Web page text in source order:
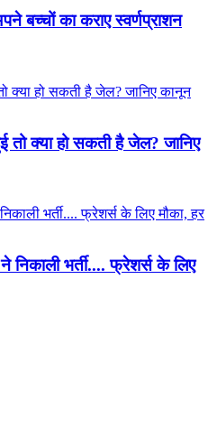
बच्चों का कराए स्वर्णप्राशन
क्या हो सकती है जेल? जानिए
निकाली भर्ती.... फ्रेशर्स के लिए